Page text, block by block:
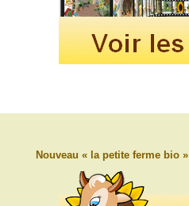
Nouveau « la petite ferme bio »